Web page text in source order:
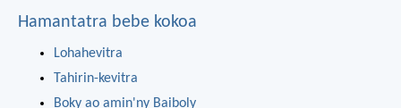
Hamantatra bebe kokoa
Lohahevitra
Tahirin-kevitra
Boky ao amin'ny Baiboly